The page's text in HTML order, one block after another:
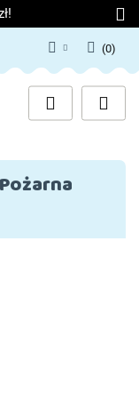
Zaloguj się
Załóż konto
cookies
(0)